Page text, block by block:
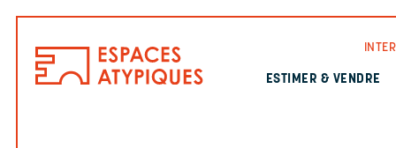
ESTIMER & VENDRE